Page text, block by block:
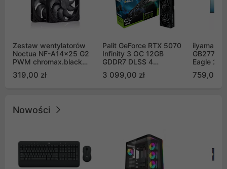
Zestaw wentylatorów
Noctua NF-A14x25 G2
PWM chromax.black
Push Pull (2szt)
319,00 zł
Palit GeForce RTX 5070
Infinity 3 OC 12GB
GDDR7 DLSS 4
GB2050S)
3 099,00 zł
iiyama G-
Eagle 27"
759,00 zł
Nowości